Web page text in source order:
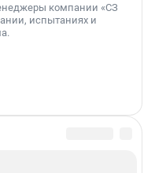
компании «СЗ
испытаниях и